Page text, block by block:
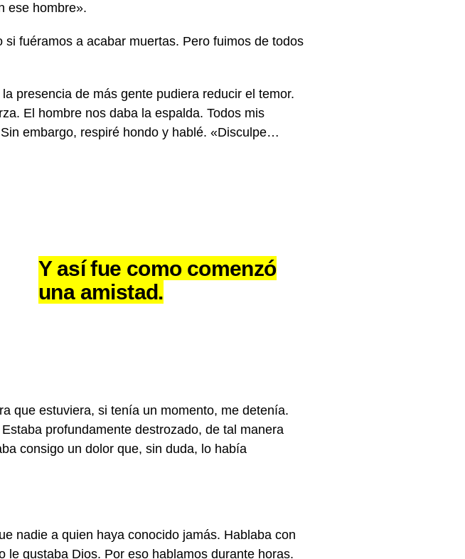
ese hombre».
fuéramos a acabar muertas. Pero fuimos de todos
presencia de más gente pudiera reducir el temor.
El hombre nos daba la espalda. Todos mis
embargo, respiré hondo y hablé. «Disculpe…
Y así fue como comenzó
una amistad.
que estuviera, si tenía un momento, me detenía.
profundamente destrozado, de tal manera
consigo un dolor que, sin duda, lo había
nadie a quien haya conocido jamás. Hablaba con
gustaba Dios. Por eso hablamos durante horas.